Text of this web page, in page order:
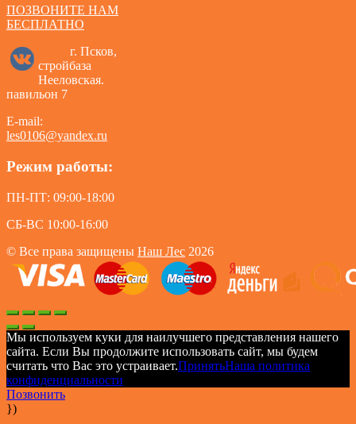
ПОЗВОНИТЕ НАМ
БЕСПЛАТНО
г. Псков,
стройбаза
Нееловская.
павильон 7
E-mail:
les0106@yandex.ru
Режим работы:
ПН-ПТ: 09:00-18:00
СБ-ВС 10:00-16:00
© Все права защищены Наш Лес 2026
Мы используем куки для наилучшего представления нашего
сайта. Если Вы продолжите использовать сайт, мы будем
считать что Вас это устраивает.ПринятьНаша политика
конфиденциальности
Позвонить
})